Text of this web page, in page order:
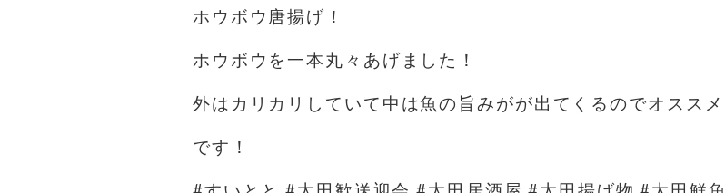
ホウボウ唐揚げ！
ホウボウを一本丸々あげました！
外はカリカリしていて中は魚の旨みがが出てくるのでオススメ
です！